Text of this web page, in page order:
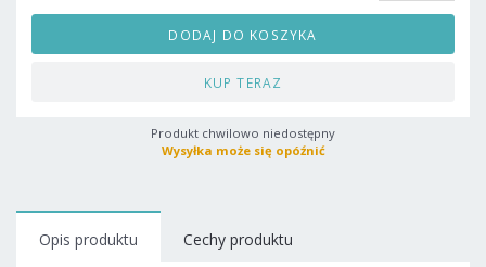
DODAJ DO KOSZYKA
KUP TERAZ
Produkt chwilowo niedostępny
Wysyłka może się opóźnić
Opis produktu Cechy produktu